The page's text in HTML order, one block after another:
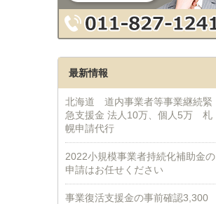
最新情報
北海道 道内事業者等事業継続緊
急支援金 法人10万、個人5万 札
幌申請代行
2022小規模事業者持続化補助金の
申請はお任せください
事業復活支援金の事前確認3,300